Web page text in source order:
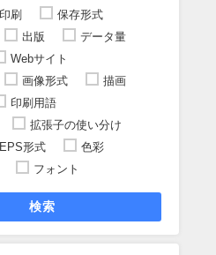
印刷
保存形式
出版
データ量
Webサイト
画像形式
描画
印刷用語
拡張子の使い分け
EPS形式
色彩
フォント
検索